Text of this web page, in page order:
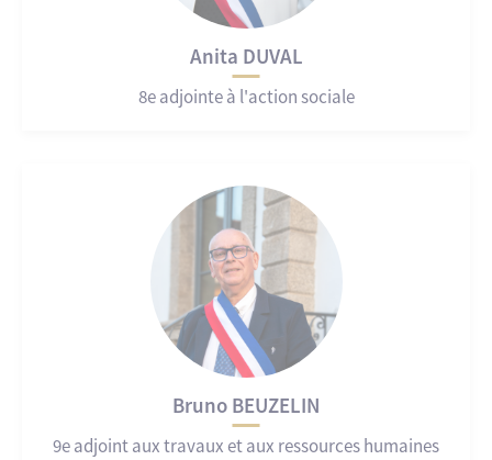
Anita DUVAL
8e adjointe à l'action sociale
Bruno BEUZELIN
9e adjoint aux travaux et aux ressources humaines